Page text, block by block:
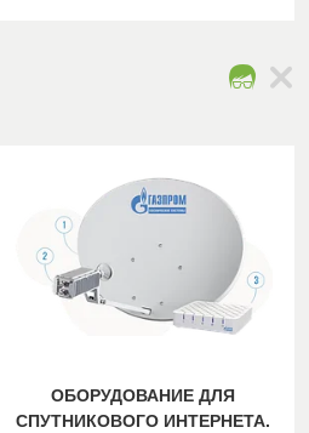
ОБОРУДОВАНИЕ ДЛЯ
СПУТНИКОВОГО ИНТЕРНЕТА.